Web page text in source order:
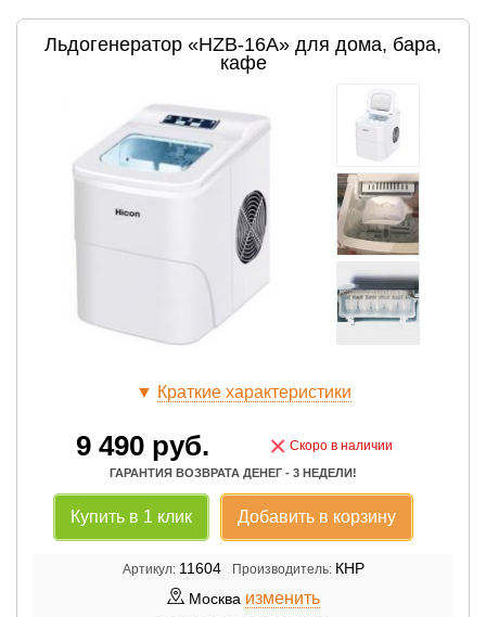
Льдогенератор «HZB-16A» для дома, бара,
кафе
▼ Краткие характеристики
9 490руб. × Скоро в наличии
ГАРАНТИЯ ВОЗВРАТА ДЕНЕГ - 3 НЕДЕЛИ!
Купить в 1 клик Добавить в корзину
Артикул: 11604 Производитель: КНР
Москва изменить